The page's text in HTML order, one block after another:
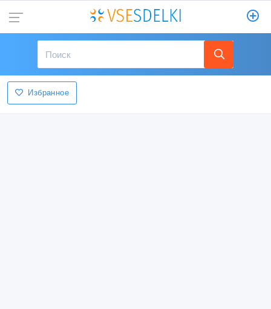
Избранное